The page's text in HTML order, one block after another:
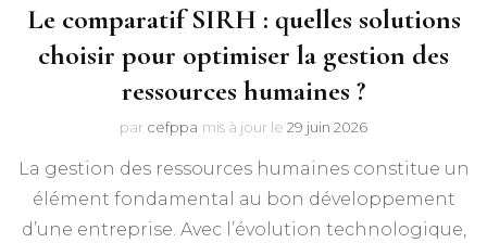
Le comparatif SIRH : quelles solutions
choisir pour optimiser la gestion des
ressources humaines ?
par cefppa mis à jour le 29 juin 2026
La gestion des ressources humaines constitue un
élément fondamental au bon développement
d’une entreprise. Avec l’évolution technologique,